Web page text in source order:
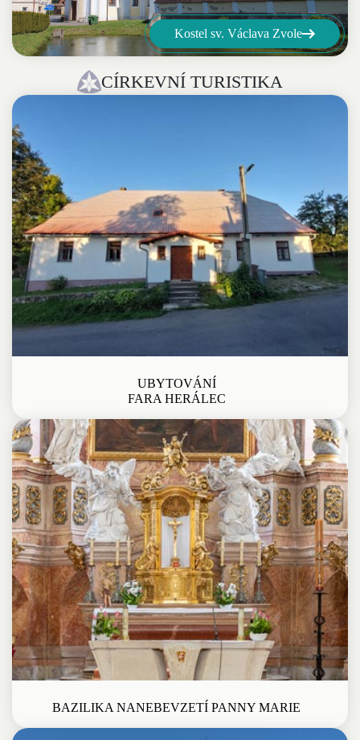
Kostel sv. Václava Zvole
CÍRKEVNÍ TURISTIKA
UBYTOVÁNÍ
FARA HERÁLEC
BAZILIKA NANEBEVZETÍ PANNY MARIE